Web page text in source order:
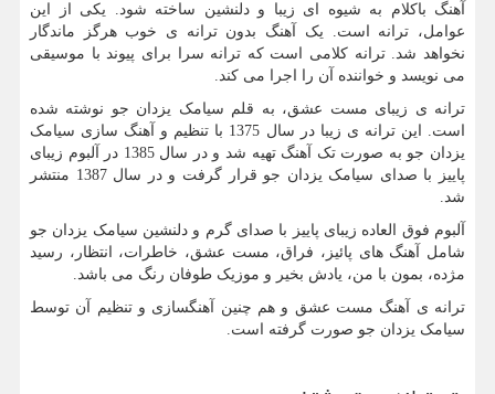
آهنگ باکلام به شیوه ای زیبا و دلنشین ساخته شود. یکی از این
عوامل، ترانه‌ است. یک آهنگ بدون ترانه ی خوب هرگز ماندگار
نخواهد شد. ترانه کلامی است که ترانه سرا برای پیوند با موسیقی
می نویسد و خواننده آن را اجرا می کند.
ترانه ی زیبای مست عشق، به قلم سیامک یزدان جو نوشته شده
است. این ترانه ی زیبا در سال 1375 با تنظیم و آهنگ سازی سیامک
یزدان جو به صورت تک آهنگ تهیه شد و در سال 1385 در آلبوم زیبای
پاییز با صدای سیامک یزدان جو قرار گرفت و در سال 1387 منتشر
شد.
آلبوم فوق العاده زیبای پاییز با صدای گرم و دلنشین سیامک یزدان جو
شامل آهنگ های پائیز، فراق، مست عشق، خاطرات، انتظار، رسید
مژده، بمون با من، یادش بخیر و موزیک طوفان رنگ می باشد.
ترانه ی آهنگ مست عشق و هم چنین آهنگسازی و تنظیم آن توسط
سیامک یزدان جو صورت گرفته است.